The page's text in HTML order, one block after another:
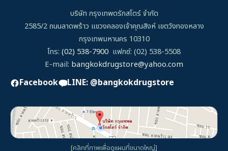
บริษัท กรุงเทพดรักสโตร์ จำกัด
2585/2 ถนนลาดพร้าว แขวงคลองเจ้าคุณสิงห์ เขตวังทองหลาง
กรุงเทพมหานคร 10310
โทร: (02) 538-7900 แฟกซ์: (02) 538-5508
E-mail: bangkokdrugstore@yahoo.com
Facebook LINE: @bangkokdrugstore
[คลิกที่ภาพเพื่อดูแผนที่ขนาดใหญ่]